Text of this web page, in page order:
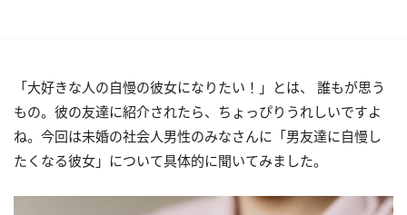
「大好きな人の自慢の彼女になりたい！」とは、 誰もが思う
もの。彼の友達に紹介されたら、ちょっぴりうれしいですよ
ね。今回は未婚の社会人男性のみなさんに「男友達に自慢し
たくなる彼女」について具体的に聞いてみました。